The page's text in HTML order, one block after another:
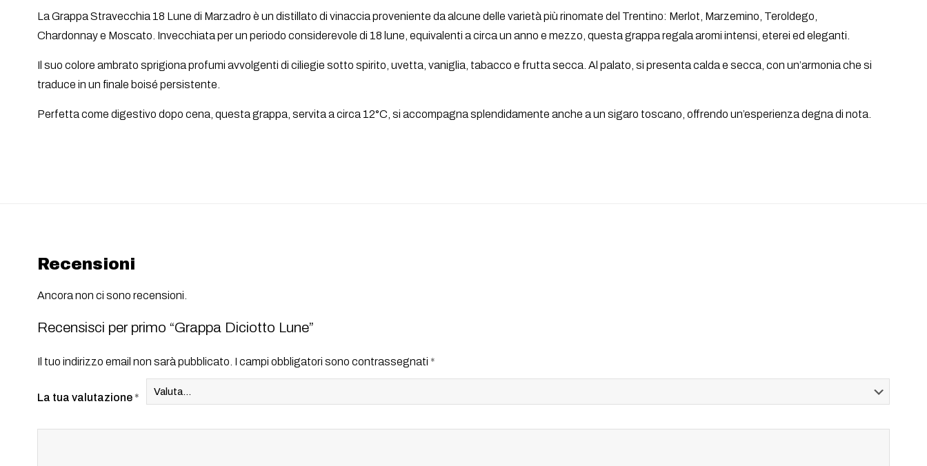
La Grappa Stravecchia 18 Lune di Marzadro è un distillato di vinaccia proveniente da alcune delle varietà più rinomate del Trentino: Merlot, Marzemino, Teroldego,
Chardonnay e Moscato. Invecchiata per un periodo considerevole di 18 lune, equivalenti a circa un anno e mezzo, questa grappa regala aromi intensi, eterei ed eleganti.
Il suo colore ambrato sprigiona profumi avvolgenti di ciliegie sotto spirito, uvetta, vaniglia, tabacco e frutta secca. Al palato, si presenta calda e secca, con un’armonia che si
traduce in un finale boisé persistente.
Perfetta come digestivo dopo cena, questa grappa, servita a circa 12°C, si accompagna splendidamente anche a un sigaro toscano, offrendo un’esperienza degna di nota.
Recensioni
Ancora non ci sono recensioni.
Recensisci per primo “Grappa Diciotto Lune”
Il tuo indirizzo email non sarà pubblicato. I campi obbligatori sono contrassegnati *
La tua valutazione *